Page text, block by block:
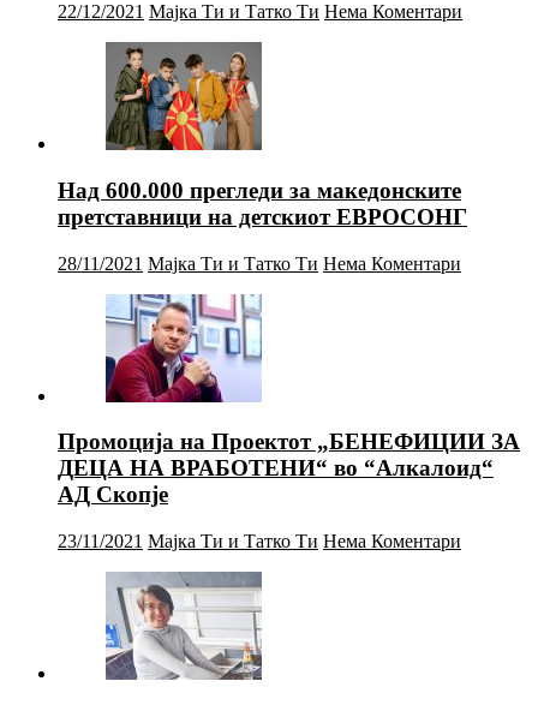
22/12/2021 Мајка Ти и Татко Ти Нема Коментари
Над 600.000 прегледи за македонските
претставници на детскиот ЕВРОСОНГ
28/11/2021 Мајка Ти и Татко Ти Нема Коментари
Промоција на Проектот „БЕНЕФИЦИИ ЗА
ДЕЦА НА ВРАБОТЕНИ“ во “Алкалоид“
АД Скопје
23/11/2021 Мајка Ти и Татко Ти Нема Коментари